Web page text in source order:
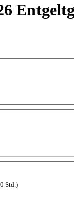
Std.)